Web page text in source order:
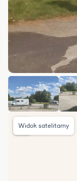
Widok satelitarny